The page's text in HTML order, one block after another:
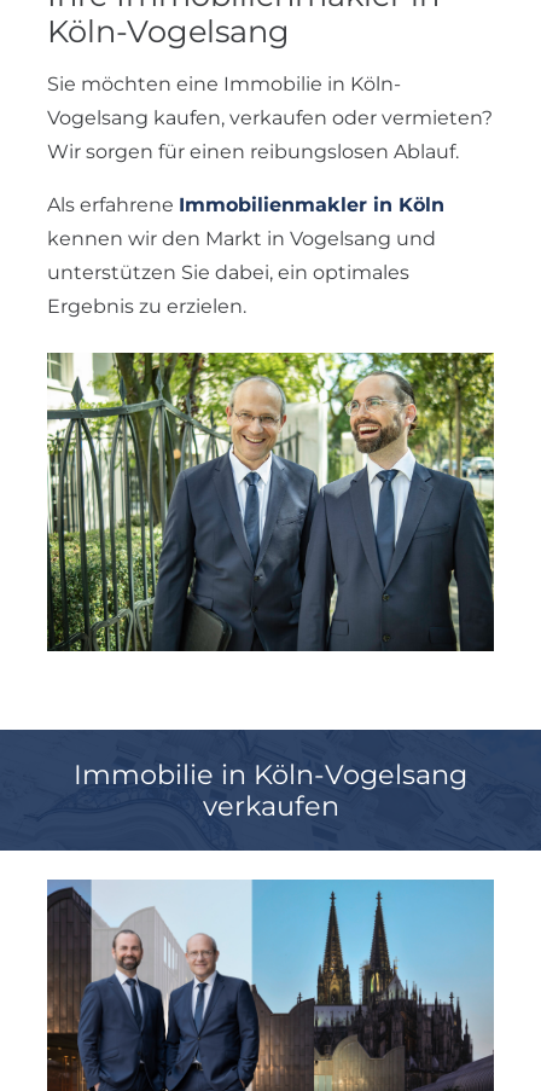
Köln-Vogelsang
Sie möchten eine Immobilie in Köln-
Vogelsang kaufen, verkaufen oder vermieten?
Wir sorgen für einen reibungslosen Ablauf.
Als erfahrene Immobilienmakler in Köln
kennen wir den Markt in Vogelsang und
unterstützen Sie dabei, ein optimales
Ergebnis zu erzielen.
Immobilie in Köln-Vogelsang
verkaufen